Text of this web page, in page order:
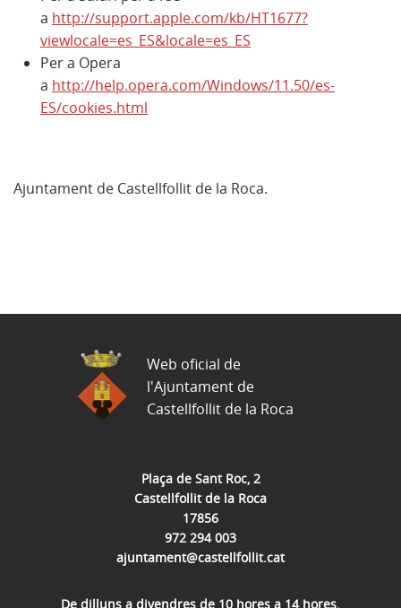
a http://support.apple.com/kb/HT1677?
viewlocale=es_ES&locale=es_ES
Per a Opera
a http://help.opera.com/Windows/11.50/es-
ES/cookies.html
Ajuntament de Castellfollit de la Roca.
Plaça de Sant Roc, 2
Castellfollit de la Roca
17856
972 294 003
ajuntament@castellfollit.cat
De dilluns a divendres de 10 hores a 14 hores.
Web oficial de
l'Ajuntament de
Castellfollit de la Roca